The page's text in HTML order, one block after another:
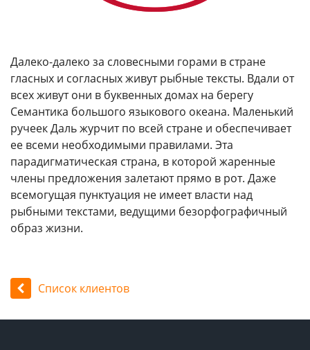
Далеко-далеко за словесными горами в стране
гласных и согласных живут рыбные тексты. Вдали от
всех живут они в буквенных домах на берегу
Семантика большого языкового океана. Маленький
ручеек Даль журчит по всей стране и обеспечивает
ее всеми необходимыми правилами. Эта
парадигматическая страна, в которой жаренные
члены предложения залетают прямо в рот. Даже
всемогущая пунктуация не имеет власти над
рыбными текстами, ведущими безорфографичный
образ жизни.
Список клиентов